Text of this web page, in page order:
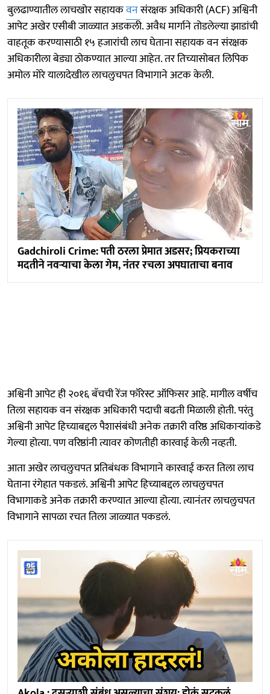
बुलढाण्यातील लाचखोर सहायकवनसंरक्षक अधिकारी (ACF) अश्विनी
आपेट अखेर एसीबी जाळ्यात अडकली. अवैध मार्गाने तोडलेल्या झाडांची
वाहतूक करण्यासाठी १५ हजारांची लाच घेताना सहायक वन संरक्षक
अधिकारीला बेड्या ठोकण्यात आल्या आहेत. तर तिच्यासोबत लिपिक
अमोल मोरे यालादेखील लाचलुचपत विभागाने अटक केली.
Gadchiroli Crime: पती ठरला प्रेमात अडसर; प्रियकराच्या
मदतीने नवऱ्याचा केला गेम, नंतर रचला अपघाताचा बनाव
अश्विनी आपेट ही २०१६ बॅचची रेंज फॉरेस्ट ऑफिसर आहे. मागील वर्षीच
तिला सहायक वन संरक्षक अधिकारी पदाची बढती मिळाली होती. परंतु
अश्विनी आपेट हिच्याबद्दल पैशासंबंधी अनेक तक्रारी वरिष्ठ अधिकाऱ्यांकडे
गेल्या होत्या. पण वरिष्ठांनी त्यावर कोणतीही कारवाई केली नव्हती.
आता अखेर लाचलुचपत प्रतिबंधक विभागाने कारवाई करत तिला लाच
घेताना रंगेहात पकडलं. अश्विनी आपेट हिच्याबद्दल लाचलुचपत
विभागाकडे अनेक तक्रारी करण्यात आल्या होत्या. त्यानंतर लाचलुचपत
विभागाने सापळा रचत तिला जाळ्यात पकडलं.